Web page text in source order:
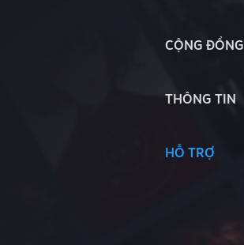
CỘNG ĐỒNG
THÔNG TIN
HỖ TRỢ